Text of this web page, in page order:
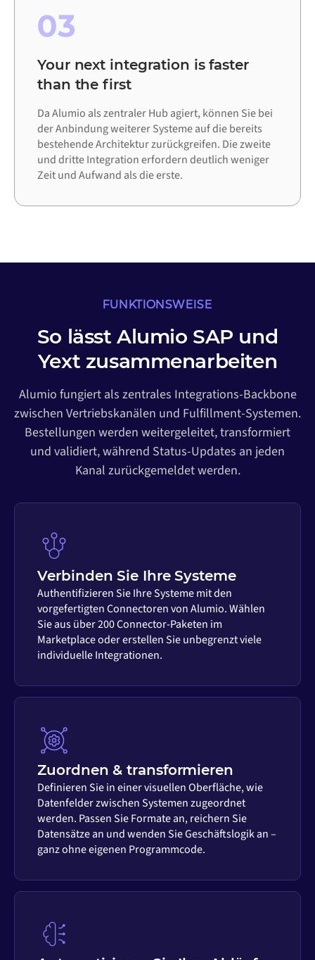
03
Your next integration is faster
than the first
Da Alumio als zentraler Hub agiert, können Sie bei
der Anbindung weiterer Systeme auf die bereits
bestehende Architektur zurückgreifen. Die zweite
und dritte Integration erfordern deutlich weniger
Zeit und Aufwand als die erste.
FUNKTIONSWEISE
So lässt Alumio SAP und
Yext zusammenarbeiten
Alumio fungiert als zentrales Integrations-Backbone
zwischen Vertriebskanälen und Fulfillment-Systemen.
Bestellungen werden weitergeleitet, transformiert
und validiert, während Status-Updates an jeden
Kanal zurückgemeldet werden.
Verbinden Sie Ihre Systeme
Authentifizieren Sie Ihre Systeme mit den
vorgefertigten Connectoren von Alumio. Wählen
Sie aus über 200 Connector-Paketen im
Marketplace oder erstellen Sie unbegrenzt viele
individuelle Integrationen.
Zuordnen & transformieren
Definieren Sie in einer visuellen Oberfläche, wie
Datenfelder zwischen Systemen zugeordnet
werden. Passen Sie Formate an, reichern Sie
Datensätze an und wenden Sie Geschäftslogik an –
ganz ohne eigenen Programmcode.